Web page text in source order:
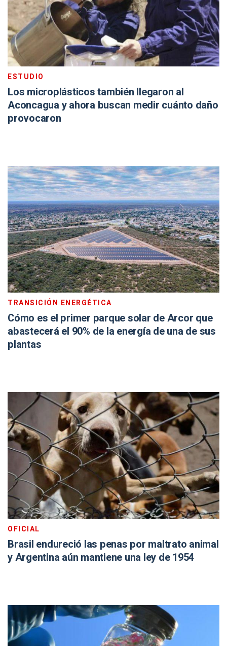
ESTUDIO
Los microplásticos también llegaron al
Aconcagua y ahora buscan medir cuánto daño
provocaron
TRANSICIÓN ENERGÉTICA
Cómo es el primer parque solar de Arcor que
abastecerá el 90% de la energía de una de sus
plantas
OFICIAL
Brasil endureció las penas por maltrato animal
y Argentina aún mantiene una ley de 1954